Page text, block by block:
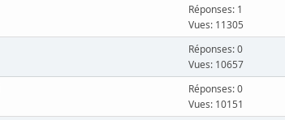
Réponses: 1
Vues: 11305
Réponses: 0
Vues: 10657
Réponses: 0
Vues: 10151